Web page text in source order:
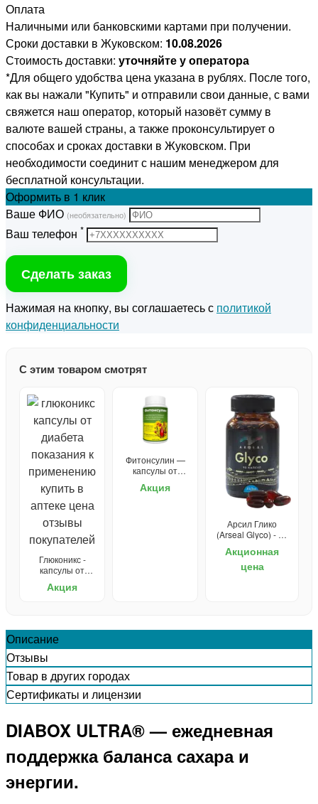
Оплата
Наличными или банковскими картами при получении.
Сроки доставки в Жуковском: 10.08.2026
Стоимость доставки: уточняйте у оператора
*Для общего удобства цена указана в рублях. После того,
как вы нажали "Купить" и отправили свои данные, с вами
свяжется наш оператор, который назовёт сумму в
валюте вашей страны, а также проконсультирует о
способах и сроках доставки в Жуковском. При
необходимости соединит с нашим менеджером для
бесплатной консультации.
Оформить в 1 клик
Ваше ФИО (необязательно)
Ваш телефон *
Сделать заказ
Нажимая на кнопку, вы соглашаетесь с политикой
конфиденциальности
С этим товаром смотрят
Глюконикс -
капсулы от
Акция
Фитонсулин —
капсулы от
Акция
Арсил Глико
(Arseal Glyco) - от
Акционная
цена
Описание
Отзывы
Товар в других городах
Сертификаты и лицензии
DIABOX ULTRA® — ежедневная
поддержка баланса сахара и
энергии.